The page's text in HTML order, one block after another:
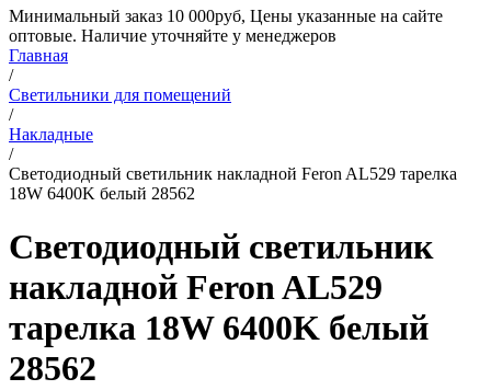
Минимальный заказ 10 000руб, Цены указанные на сайте
оптовые. Наличие уточняйте у менеджеров
Главная
/
Светильники для помещений
/
Накладные
/
Светодиодный светильник накладной Feron AL529 тарелка
18W 6400K белый 28562
Светодиодный светильник
накладной Feron AL529
тарелка 18W 6400K белый
28562